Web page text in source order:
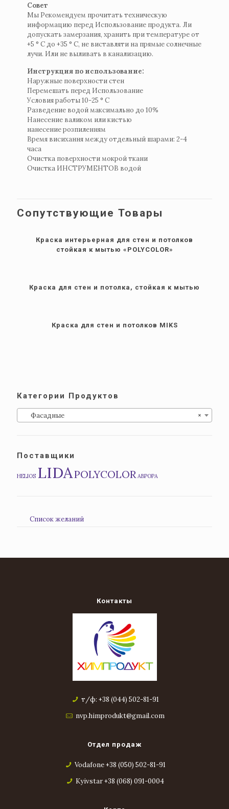
Совет
Мы Рекомендуем прочитать техническую
информацию перед Использование продукта. Ли
допускать замерзания, хранить при температуре от
+5 ° C до +35 ° C, не виставляти на прямые солнечные
лучи. Или не выливать в канализацию.
Инструкция по использование:
Наружные поверхности стен
Перемешать перед Использование
Условия работы 10-25 ° C
Разведение водой максимально до 10%
Нанесение валиком или кистью
нанесение розпиленням
Время висихання между отдельный шарами: 2-4
часа
Очистка поверхности мокрой ткани
Очистка ИНСТРУМЕНТОВ водой
Сопутствующие Товары
Краска интерьерная для стен и потолков
стойкая к мытью «POLYCOLOR»
Краска для стен и потолка, стойкая к мытью
Краска для стен и потолков MIKS
Категории Продуктов
×
Фасадные
Поставщики
HELIOS LIDAPOLYCOLOR АВРОРА
Список желаний
Контакты
т/ф: +38 (044) 502-81-91
nvp.himprodukt@gmail.com
Отдел продаж
Vodafone +38 (050) 502-81-91
Kyivstar +38 (068) 091-0004